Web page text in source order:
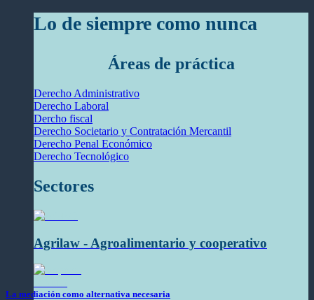
Lo de siempre como nunca
Áreas de práctica
Derecho Administrativo
Derecho Laboral
Dercho fiscal
Derecho Societario y Contratación Mercantil
Derecho Penal Económico
Derecho Tecnológico
Sectores
Agrilaw - Agroalimentario y cooperativo
La mediación como alternativa necesaria